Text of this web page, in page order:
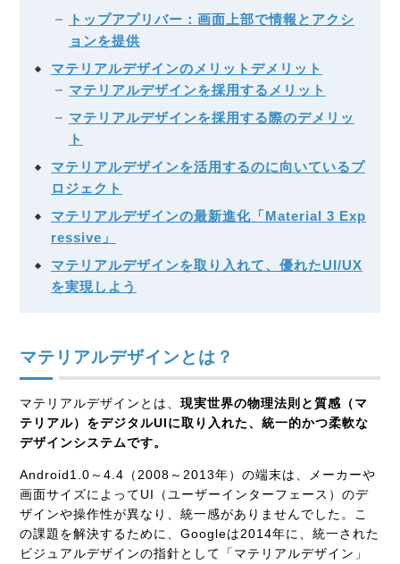
トップアプリバー：画面上部で情報とアクシ
ョンを提供
マテリアルデザインのメリットデメリット
マテリアルデザインを採用するメリット
マテリアルデザインを採用する際のデメリッ
ト
マテリアルデザインを活用するのに向いているプ
ロジェクト
マテリアルデザインの最新進化「Material 3 Exp
ressive」
マテリアルデザインを取り入れて、優れたUI/UX
を実現しよう
マテリアルデザインとは？
マテリアルデザインとは、現実世界の物理法則と質感（マ
テリアル）をデジタルUIに取り入れた、統一的かつ柔軟な
デザインシステムです。
Android1.0～4.4（2008～2013年）の端末は、メーカーや
画面サイズによってUI（ユーザーインターフェース）のデ
ザインや操作性が異なり、統一感がありませんでした。こ
の課題を解決するために、Googleは2014年に、統一された
ビジュアルデザインの指針として「マテリアルデザイン」